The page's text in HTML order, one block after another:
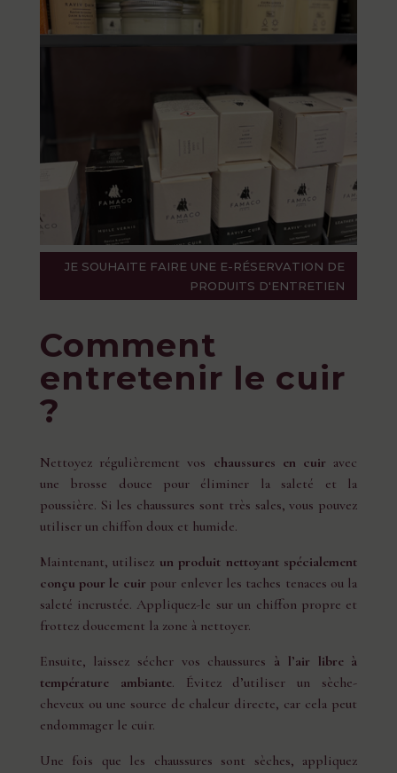
JE SOUHAITE FAIRE UNE E-RÉSERVATION DE
PRODUITS D'ENTRETIEN
Comment
entretenir le cuir
?
Nettoyez régulièrement vos chaussures en cuir avec
une brosse douce pour éliminer la saleté et la
poussière. Si les chaussures sont très sales, vous pouvez
utiliser un chiffon doux et humide.
Maintenant, utilisez un produit nettoyant spécialement
conçu pour le cuir pour enlever les taches tenaces ou la
saleté incrustée. Appliquez-le sur un chiffon propre et
frottez doucement la zone à nettoyer.
Ensuite, laissez sécher vos chaussures à l’air libre à
température ambiante. Évitez d’utiliser un sèche-
cheveux ou une source de chaleur directe, car cela peut
endommager le cuir.
Une fois que les chaussures sont sèches, appliquez